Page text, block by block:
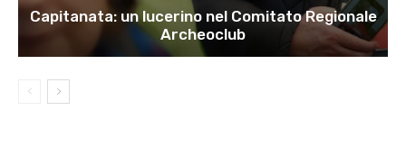
Capitanata: un lucerino nel Comitato Regionale
Archeoclub